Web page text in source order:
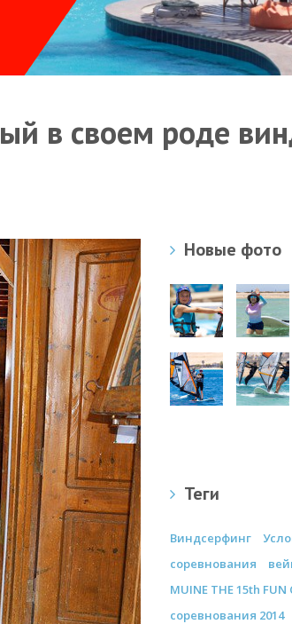
в своем роде
Новые фото
Теги
Виндсерфинг
соревнования
MUINE THE 15th FUN
соревнования 2014